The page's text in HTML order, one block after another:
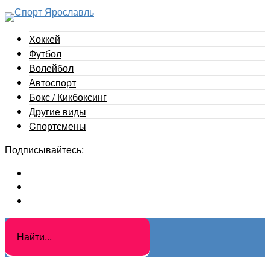
Хоккей
Футбол
Волейбол
Автоспорт
Бокс / Кикбоксинг
Другие виды
Cпортсмены
Подписывайтесь: